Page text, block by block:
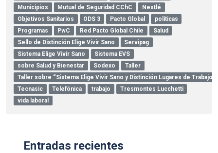
Municipios
Mutual de Seguridad CChC
Nestlé
Objetivos Sanitarios
ODS 3 Pacto Global
políticas
Programas
PwC Red Pacto Global Chile
Salud
Sello de Distinción Elige Vivir Sano
Servipag
Sistema Elige Vivir Sano
Sistema EVS
sobre Salud y Bienestar
Sodexo
Taller
Taller sobre “Sistema Elige Vivir Sano y Distinción Lugares de Trabajo
Tecnasic
Telefónica trabajo
Tresmontes Lucchetti
vida laboral
Entradas recientes